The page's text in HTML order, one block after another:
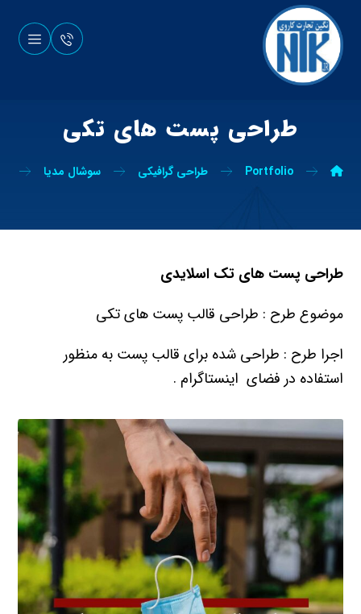
طراحی پست های تکی
Portfolio طراحی گرافیکی سوشال مدیا
طراحی پست های تک اسلایدی
موضوع طرح : طراحی قالب پست های تکی
اجرا طرح : طراحی شده برای قالب پست به منظور
استفاده در فضای اینستاگرام .